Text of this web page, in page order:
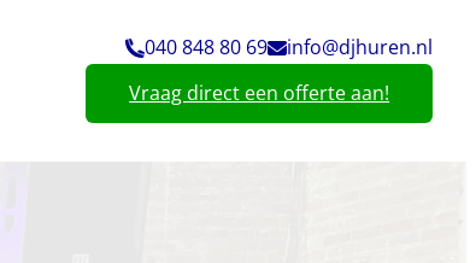
040 848 80 69
info@djhuren.nl
Vraag direct een offerte aan!